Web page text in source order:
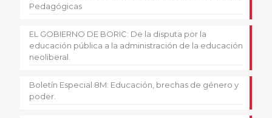
Pedagógicas
EL GOBIERNO DE BORIC: De la disputa por la
educación pública a la administración de la educación
neoliberal.
Boletín Especial 8M: Educación, brechas de género y
poder.